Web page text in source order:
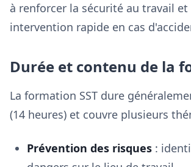
à renforcer la sécurité au travail et
intervention rapide en cas
Durée et contenu de la
La formation SST dure
(14 heures) et couvre plusieurs
Prévention des risques :